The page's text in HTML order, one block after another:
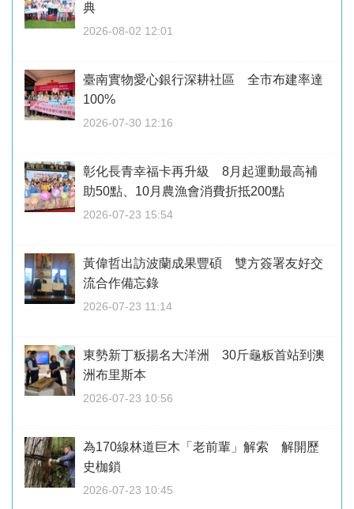
典
2026-08-02 12:01
臺南實物愛心銀行深耕社區 全市布建率達
100%
2026-07-30 12:16
彰化長青幸福卡再升級 8月起運動最高補
助50點、10月農漁會消費折抵200點
2026-07-23 15:54
黃偉哲出訪波蘭成果豐碩 雙方簽署友好交
流合作備忘錄
2026-07-23 11:14
東勢新丁粄揚名大洋洲 30斤龜粄首站到澳
洲布里斯本
2026-07-23 10:56
為170線林道巨木「老前輩」解索 解開歷
史枷鎖
2026-07-23 10:45